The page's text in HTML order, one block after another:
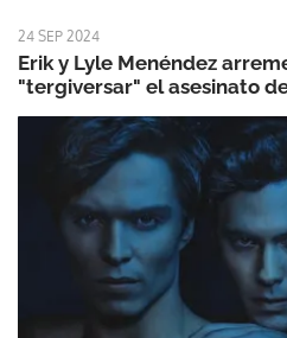
24 SEP 2024
Erik y Lyle Menéndez
"tergiversar" el asesinato